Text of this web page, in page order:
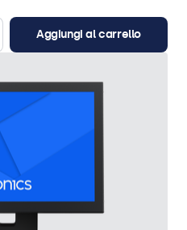
Aggiungi al carrello